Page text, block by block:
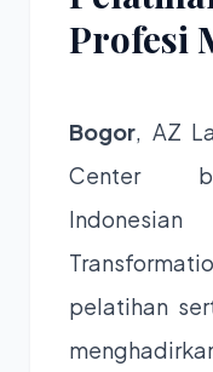
Profesi
Bogor, AZ
Center
pelatihan